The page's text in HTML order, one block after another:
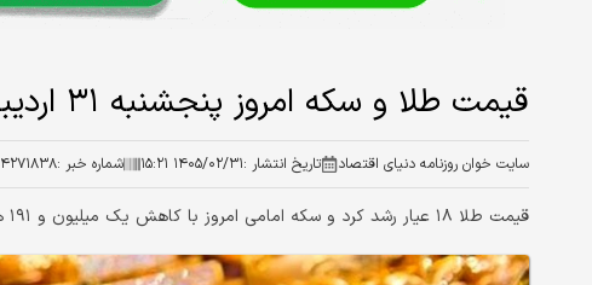
قیمت طلا و سکه امروز‌ پنجشنبه ۳۱ اردیبهشت ۱۴۰۵/افزایش قیمت طلا
سایت خوان روزنامه دنیای اقتصاد تاریخ انتشار :۱۴۰۵/۰۲/۳۱ ۱۵:۲۱ شماره خبر :۴۲۷۱۸۳۸
قیمت طلا ۱۸ عیار رشد کرد و سکه امامی امروز با کاهش یک میلیون و ۱۹۱ هزار تومانی، در نرخ ۱۹۱ میلیون تومان در معامله بود.